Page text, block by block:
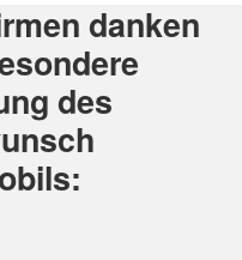
danken
des